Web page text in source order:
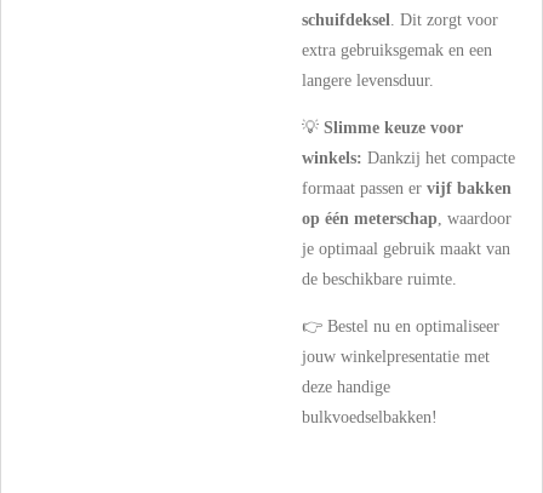
schuifdeksel. Dit zorgt voor
extra gebruiksgemak en een
langere levensduur.
💡 Slimme keuze voor
winkels: Dankzij het compacte
formaat passen er vijf bakken
op één meterschap, waardoor
je optimaal gebruik maakt van
de beschikbare ruimte.
👉 Bestel nu en optimaliseer
jouw winkelpresentatie met
deze handige
bulkvoedselbakken!